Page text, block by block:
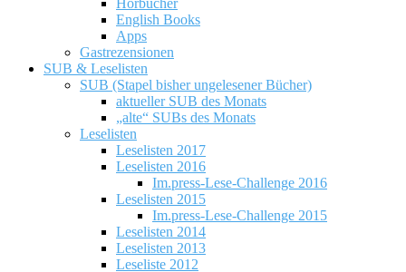
Hörbücher
English Books
Apps
Gastrezensionen
SUB & Leselisten
SUB (Stapel bisher ungelesener Bücher)
aktueller SUB des Monats
„alte“ SUBs des Monats
Leselisten
Leselisten 2017
Leselisten 2016
Im.press-Lese-Challenge 2016
Leselisten 2015
Im.press-Lese-Challenge 2015
Leselisten 2014
Leselisten 2013
Leseliste 2012